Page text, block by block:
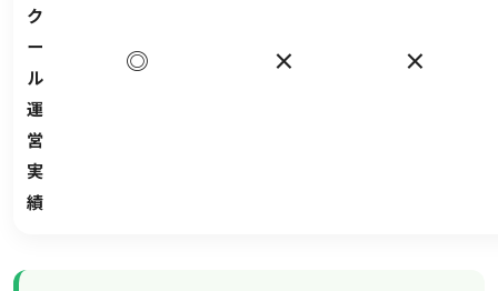
ク
ー
ル
運
営
実
績
◎ × ×